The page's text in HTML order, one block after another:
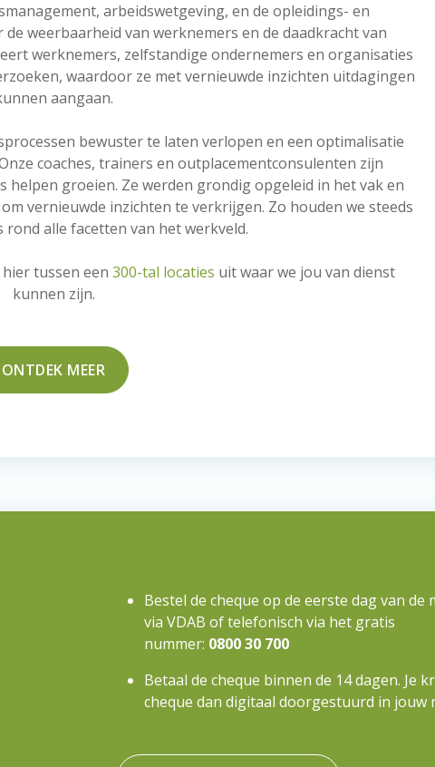
arbeidswetgeving, en de opleidings- en
weerbaarheid van werknemers en de daadkracht van
werknemers, zelfstandige ondernemers en organisaties
waardoor ze met vernieuwde inzichten uitdagingen
aangaan.
bewuster te laten verlopen en een optimalisatie
coaches, trainers en outplacementconsulenten zijn
groeien. Ze werden grondig opgeleid in het vak en
vernieuwde inzichten te verkrijgen. Zo houden we steeds
rond alle facetten van het werkveld.
tussen een 300-tal locaties uit waar we jou van dienst
kunnen zijn.
ONTDEK MEER
Bestel de cheque op de eerste dag van de
via VDAB of telefonisch via het gratis
nummer: 0800 30 700
Betaal de cheque binnen de 14 dagen. Je
cheque dan digitaal doorgestuurd in jouw